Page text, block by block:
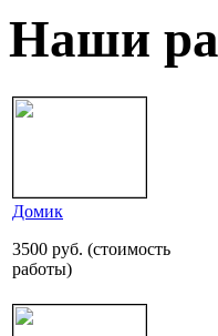
Наши
Домик
3500 руб. (стоимость
работы)